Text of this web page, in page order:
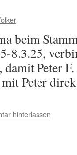
beim
8.3.25,
Peter
Peter
hinterlassen